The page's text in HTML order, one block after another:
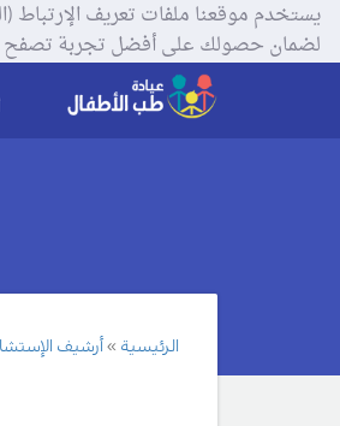
لضمان حصولك على أفضل تجربة تصفح
الرئيسية أرشيف